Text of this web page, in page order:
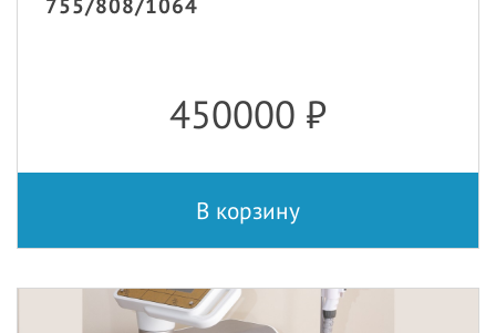
450000 ₽
В корзину